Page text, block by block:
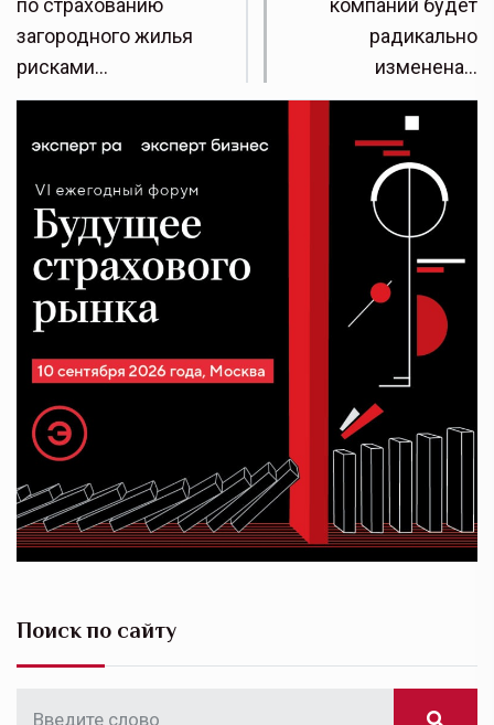
по страхованию
загородного жилья
рисками…
компаний будет
радикально
изменена…
Поиск по сайту